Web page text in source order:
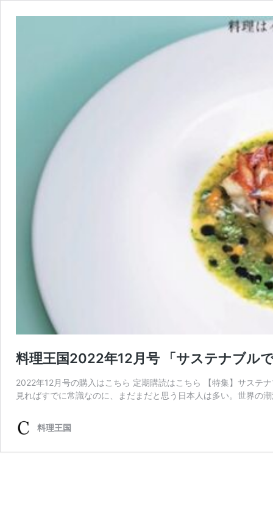
料理王国2022年12月号 「サステナブル
2022年12月号の購入はこちら 定期購読はこちら 【特集】サステ
見ればすでに常識なのに、まだまだと思う日本人は多い。世界の
料理王国